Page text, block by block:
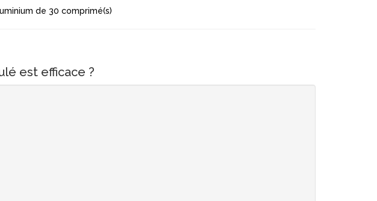
de 30 comprimé(s)
est efficace ?